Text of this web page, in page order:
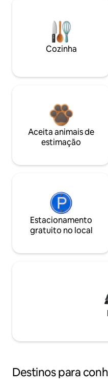
Cozinha
Aceita animais de
estimação
Estacionamento
gratuito no local
Destinos para